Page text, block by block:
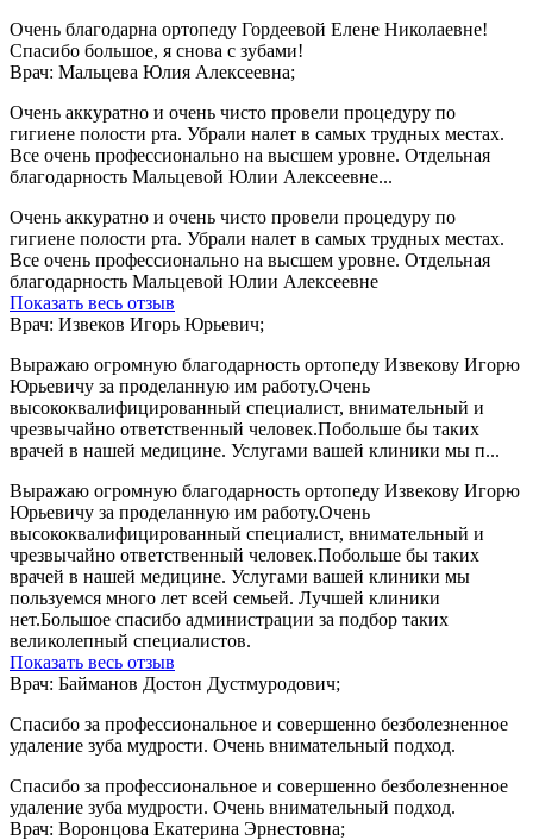
Очень благодарна ортопеду Гордеевой Елене Николаевне!
Спасибо большое, я снова с зубами!
Врач: Мальцева Юлия Алексеевна;
Очень аккуратно и очень чисто провели процедуру по
гигиене полости рта. Убрали налет в самых трудных местах.
Все очень профессионально на высшем уровне. Отдельная
благодарность Мальцевой Юлии Алексеевне...
Очень аккуратно и очень чисто провели процедуру по
гигиене полости рта. Убрали налет в самых трудных местах.
Все очень профессионально на высшем уровне. Отдельная
благодарность Мальцевой Юлии Алексеевне
Показать весь отзыв
Врач: Извеков Игорь Юрьевич;
Выражаю огромную благодарность ортопеду Извекову Игорю
Юрьевичу за проделанную им работу.Очень
высококвалифицированный специалист, внимательный и
чрезвычайно ответственный человек.Побольше бы таких
врачей в нашей медицине. Услугами вашей клиники мы п...
Выражаю огромную благодарность ортопеду Извекову Игорю
Юрьевичу за проделанную им работу.Очень
высококвалифицированный специалист, внимательный и
чрезвычайно ответственный человек.Побольше бы таких
врачей в нашей медицине. Услугами вашей клиники мы
пользуемся много лет всей семьей. Лучшей клиники
нет.Большое спасибо администрации за подбор таких
великолепный специалистов.
Показать весь отзыв
Врач: Байманов Достон Дустмуродович;
Спасибо за профессиональное и совершенно безболезненное
удаление зуба мудрости. Очень внимательный подход.
Спасибо за профессиональное и совершенно безболезненное
удаление зуба мудрости. Очень внимательный подход.
Врач: Воронцова Екатерина Эрнестовна;